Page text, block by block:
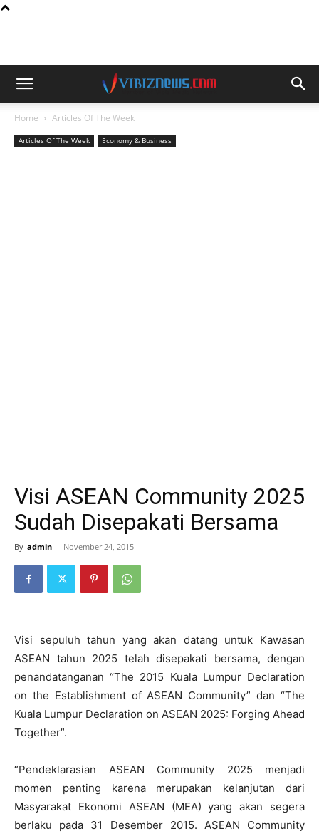
Home Articles Of The Week
Articles Of The Week Economy & Business
Visi ASEAN Community 2025
Sudah Disepakati Bersama
By admin - November 24, 2015
Visi sepuluh tahun yang akan datang untuk Kawasan
ASEAN tahun 2025 telah disepakati bersama, dengan
penandatanganan “The 2015 Kuala Lumpur Declaration
on the Establishment of ASEAN Community” dan “The
Kuala Lumpur Declaration on ASEAN 2025: Forging Ahead
Together”.
“Pendeklarasian ASEAN Community 2025 menjadi
momen penting karena merupakan kelanjutan dari
Masyarakat Ekonomi ASEAN (MEA) yang akan segera
berlaku pada 31 Desember 2015. ASEAN Community